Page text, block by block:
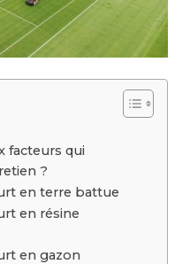
facteurs qui
?
en terre battue
en résine
en gazon